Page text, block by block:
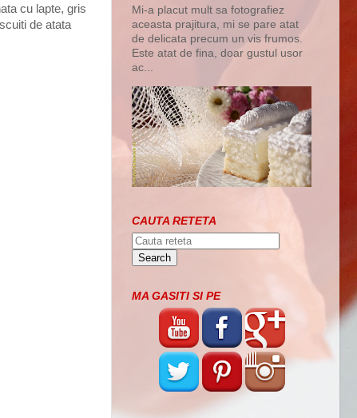
cu lapte, gris
de atata
Mi-a placut mult sa fotografiez
aceasta prajitura, mi se pare atat
de delicata precum un vis frumos.
Este atat de fina, doar gustul usor
ac...
CAUTA RETETA
MA GASITI SI PE